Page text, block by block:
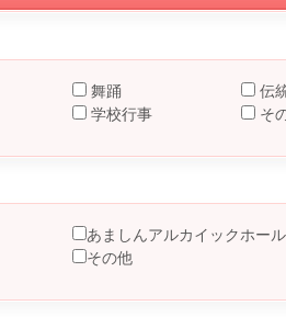
舞踊
伝
学校行事 そ
あましんアルカイックホー
その他